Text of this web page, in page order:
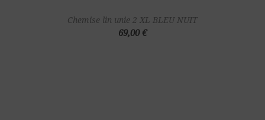
Chemise lin unie 2 XL BLEU NUIT
69,00 €